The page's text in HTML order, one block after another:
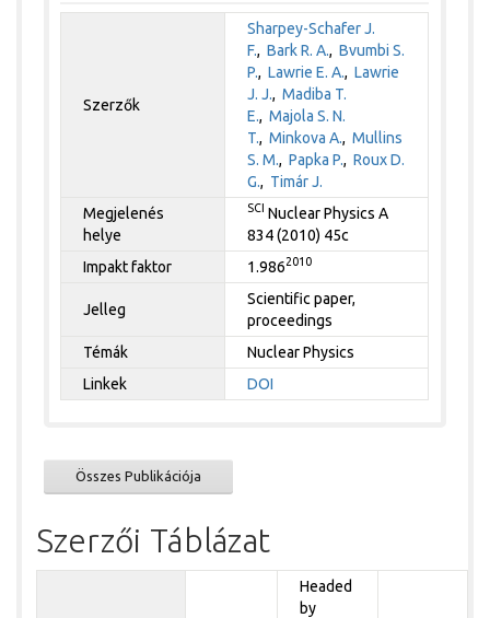
Szerzők
Sharpey-Schafer J.
F.,Bark R. A.,Bvumbi S.
P.,Lawrie E. A.,Lawrie
J. J.,Madiba T.
E.,Majola S. N.
T.,Minkova A.,Mullins
S. M.,Papka P.,Roux D.
G., Timár J.
Megjelenés
helye
SCI Nuclear Physics A
834 (2010) 45c
Impakt faktor
1.9862010
Jelleg
Scientific paper,
proceedings
Témák
Nuclear Physics
Linkek
DOI
Összes Publikációja
Szerzői Táblázat
Headed
by